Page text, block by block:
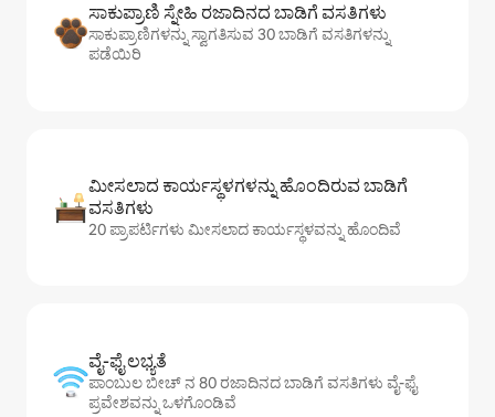
ಸಾಕುಪ್ರಾಣಿ ಸ್ನೇಹಿ ರಜಾದಿನದ ಬಾಡಿಗೆ ವಸತಿಗಳು
ಸಾಕುಪ್ರಾಣಿಗಳನ್ನು ಸ್ವಾಗತಿಸುವ 30 ಬಾಡಿಗೆ ವಸತಿಗಳನ್ನು
ಪಡೆಯಿರಿ
ಮೀಸಲಾದ ಕಾರ್ಯಸ್ಥಳಗಳನ್ನು ಹೊಂದಿರುವ ಬಾಡಿಗೆ
ವಸತಿಗಳು
20 ಪ್ರಾಪರ್ಟಿಗಳು ಮೀಸಲಾದ ಕಾರ್ಯಸ್ಥಳವನ್ನು ಹೊಂದಿವೆ
ವೈ-ಫೈ ಲಭ್ಯತೆ
ಪಾಂಬುಲ ಬೀಚ್ ನ 80 ರಜಾದಿನದ ಬಾಡಿಗೆ ವಸತಿಗಳು ವೈ-ಫೈ
ಪ್ರವೇಶವನ್ನು ಒಳಗೊಂಡಿವೆ